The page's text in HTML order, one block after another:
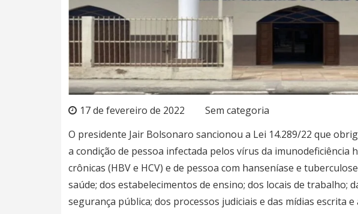
17 de fevereiro de 2022
Sem categoria
O presidente Jair Bolsonaro sancionou a Lei 14.289/22 que
a condição de pessoa infectada pelos vírus da imunodeficiência
crônicas (HBV e HCV) e de pessoa com hanseníase e
saúde; dos estabelecimentos de ensino; dos locais de trabalho;
segurança pública; dos processos judiciais e das mídias escrita e